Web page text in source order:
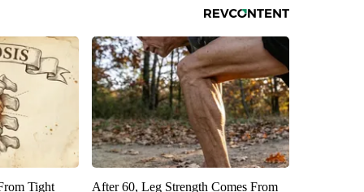
Tight After 60, Leg Strength Comes From